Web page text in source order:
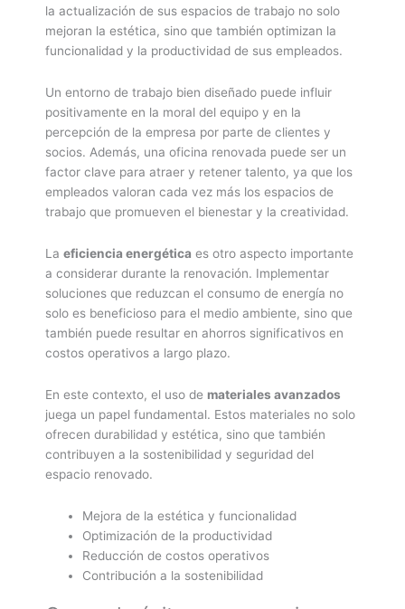
la actualización de sus espacios de trabajo no solo
mejoran la estética, sino que también optimizan la
funcionalidad y la productividad de sus empleados.
Un entorno de trabajo bien diseñado puede influir
positivamente en la moral del equipo y en la
percepción de la empresa por parte de clientes y
socios. Además, una oficina renovada puede ser un
factor clave para atraer y retener talento, ya que los
empleados valoran cada vez más los espacios de
trabajo que promueven el bienestar y la creatividad.
La eficiencia energética es otro aspecto importante
a considerar durante la renovación. Implementar
soluciones que reduzcan el consumo de energía no
solo es beneficioso para el medio ambiente, sino que
también puede resultar en ahorros significativos en
costos operativos a largo plazo.
En este contexto, el uso de materiales avanzados
juega un papel fundamental. Estos materiales no solo
ofrecen durabilidad y estética, sino que también
contribuyen a la sostenibilidad y seguridad del
espacio renovado.
Mejora de la estética y funcionalidad
Optimización de la productividad
Reducción de costos operativos
Contribución a la sostenibilidad